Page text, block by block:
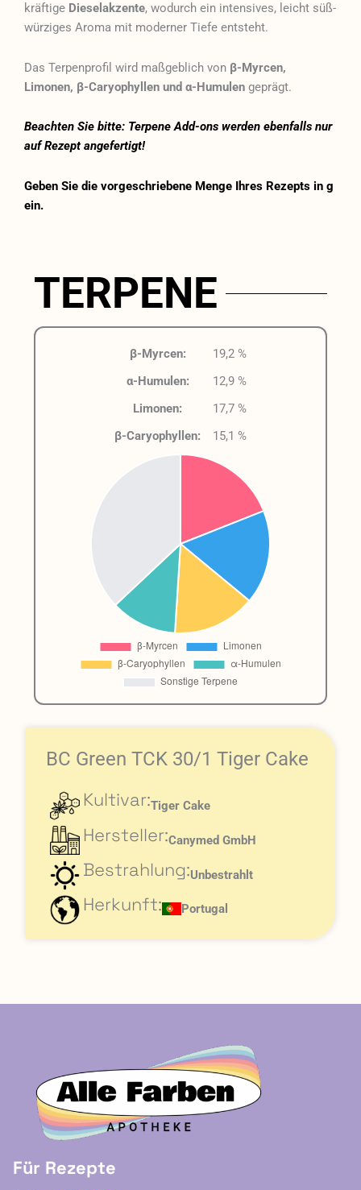
kräftige Dieselakzente, wodurch ein intensives, leicht süß-
würziges Aroma mit moderner Tiefe entsteht.
Das Terpenprofil wird maßgeblich von β-Myrcen,
Limonen, β-Caryophyllen und α-Humulen geprägt.
Beachten Sie bitte: Terpene Add-ons werden ebenfalls nur
auf Rezept angefertigt!
Geben Sie die vorgeschriebene Menge Ihres Rezepts in g
ein.
TERPENE
β-Myrcen:
19,2 %
α-Humulen:
12,9 %
Limonen:
17,7 %
β-Caryophyllen:
15,1 %
BC Green TCK 30/1 Tiger Cake
Kultivar:Tiger Cake
Hersteller:Canymed GmbH
Bestrahlung:Unbestrahlt
Herkunft: Portugal
Für Rezepte